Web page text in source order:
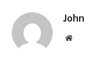
John
Website